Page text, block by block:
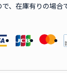
、在庫有りの場